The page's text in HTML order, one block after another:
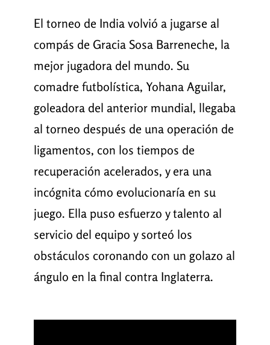
El torneo de India volvió a jugarse al
compás de Gracia Sosa Barreneche, la
mejor jugadora del mundo. Su
comadre futbolística, Yohana Aguilar,
goleadora del anterior mundial, llegaba
al torneo después de una operación de
ligamentos, con los tiempos de
recuperación acelerados, y era una
incógnita cómo evolucionaría en su
juego. Ella puso esfuerzo y talento al
servicio del equipo y sorteó los
obstáculos coronando con un golazo al
ángulo en la final contra Inglaterra.